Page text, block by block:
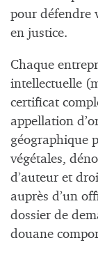
pour défendre
en justice.
Chaque
intellectuelle
certificat
appellation
géographique
végétales,
d’auteur et
auprès d’un
dossier de
douane